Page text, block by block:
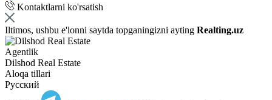
Kontaktlarni ko'rsatish
Iltimos, ushbu e'lonni saytda topganingizni ayting Realting.uz
Agentlik
Dilshod Real Estate
Aloqa tillari
Русский